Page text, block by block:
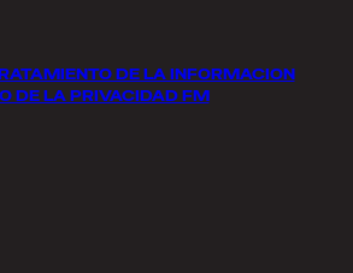
DE LA INFORMACION
DE LA PRIVACIDAD FM